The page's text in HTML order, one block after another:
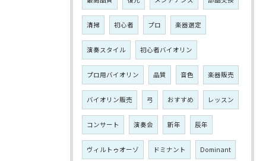
清掃 初心者 プロ 楽器選定
演奏スタイル 初心者バイオリン
プロ用バイオリン 品質 音色 楽器販売
バイオリン販売 弓 おすすめ レッスン
コンサート 演奏会 新年 辰年
ヴィルトゥオーゾ ドミナント Dominant